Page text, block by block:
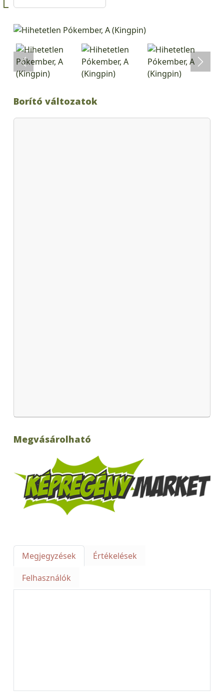
Borító változatok
Megvásárolható
Megjegyzések
Értékelések
Felhasználók